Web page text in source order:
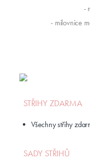
-
- milovnice
STŘIHY ZDARMA
Všechny střihy
SADY STŘIHŮ